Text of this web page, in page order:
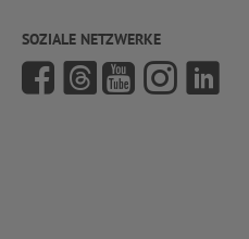
SOZIALE NETZWERKE